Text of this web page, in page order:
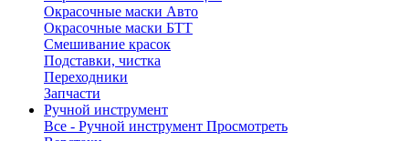
Окрасочные маски Авто
Окрасочные маски БТТ
Смешивание красок
Подставки, чистка
Переходники
Запчасти
Ручной инструмент
Все - Ручной инструмент Просмотреть